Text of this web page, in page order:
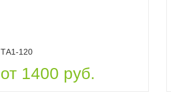
ТА1-120
от 1400 руб.